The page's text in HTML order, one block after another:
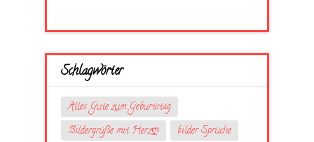
Schlagwörter
Alles Gute zum Geburtstag
Bildergrüße mit Herzღ
bilder Sprüche